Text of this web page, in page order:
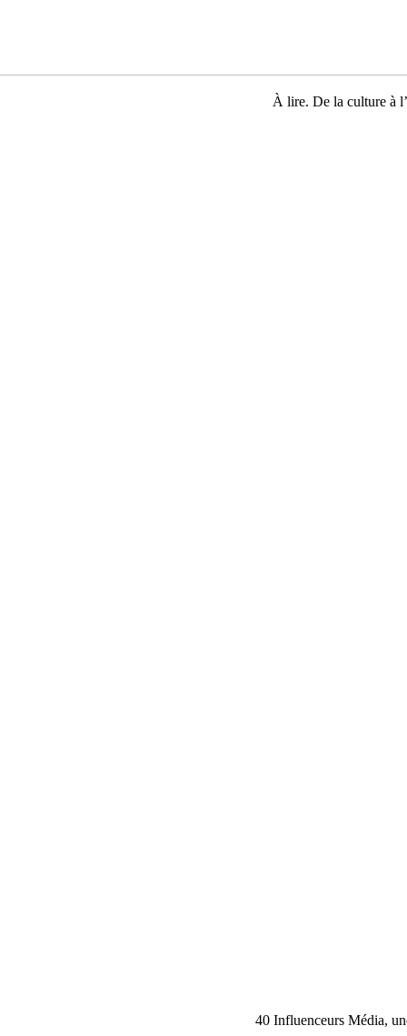
À lire. De la culture à
40 Influenceurs Média,